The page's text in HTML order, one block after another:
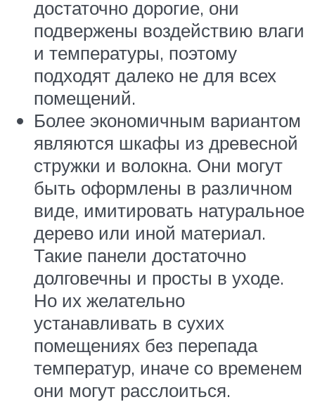
достаточно дорогие, они
подвержены воздействию влаги
и температуры, поэтому
подходят далеко не для всех
помещений.
Более экономичным вариантом
являются шкафы из древесной
стружки и волокна. Они могут
быть оформлены в различном
виде, имитировать натуральное
дерево или иной материал.
Такие панели достаточно
долговечны и просты в уходе.
Но их желательно
устанавливать в сухих
помещениях без перепада
температур, иначе со временем
они могут расслоиться.